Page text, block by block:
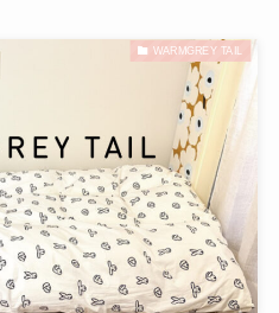
WARMGREY TAIL